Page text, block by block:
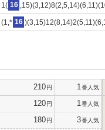
1( 16
(1,* 16
210円 1 番人気
120円 1 番人気
180円 3番人気